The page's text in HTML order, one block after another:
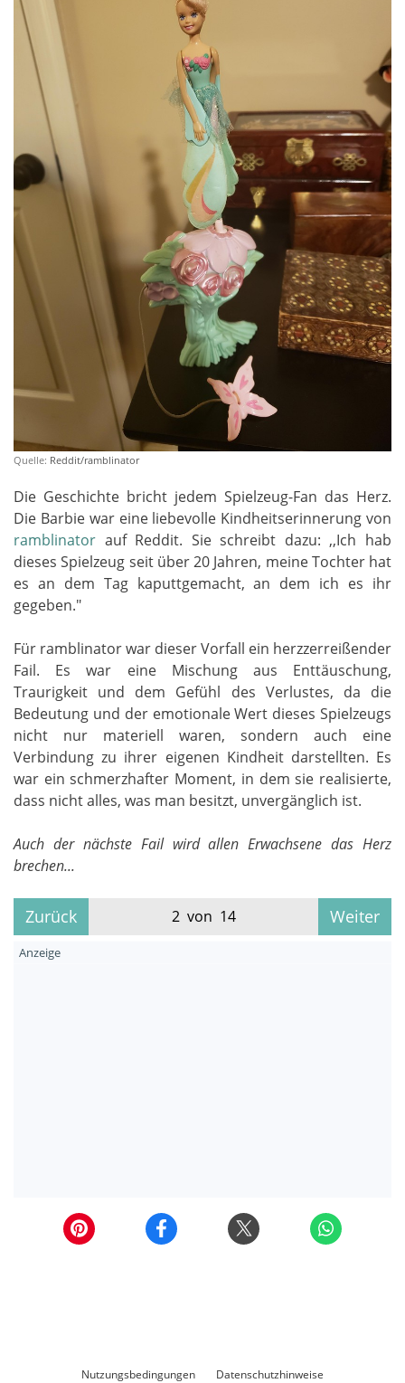
Quelle: Reddit/ramblinator
Die Geschichte bricht jedem Spielzeug-Fan das Herz.
Die Barbie war eine liebevolle Kindheitserinnerung von
ramblinator auf Reddit. Sie schreibt dazu: ,,Ich hab
dieses Spielzeug seit über 20 Jahren, meine Tochter hat
es an dem Tag kaputtgemacht, an dem ich es ihr
gegeben."
Für ramblinator war dieser Vorfall ein herzzerreißender
Fail. Es war eine Mischung aus Enttäuschung,
Traurigkeit und dem Gefühl des Verlustes, da die
Bedeutung und der emotionale Wert dieses Spielzeugs
nicht nur materiell waren, sondern auch eine
Verbindung zu ihrer eigenen Kindheit darstellten. Es
war ein schmerzhafter Moment, in dem sie realisierte,
dass nicht alles, was man besitzt, unvergänglich ist.
Auch der nächste Fail wird allen Erwachsene das Herz
brechen...
Zurück 2 von 14 Weiter
Nutzungsbedingungen Datenschutzhinweise